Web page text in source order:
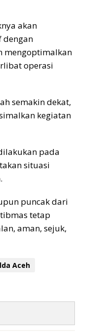
akan
dengan
mengoptimalkan
operasi
semakin dekat,
kegiatan
pada
situasi
puncak dari
tetap
aman, sejuk,
Aceh